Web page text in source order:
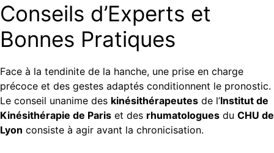
Conseils d’Experts et
Bonnes Pratiques
Face à la tendinite de la hanche, une prise en charge
précoce et des gestes adaptés conditionnent le pronostic.
Le conseil unanime des kinésithérapeutes de l’Institut de
Kinésithérapie de Paris et des rhumatologues du CHU de
Lyon consiste à agir avant la chronicisation.